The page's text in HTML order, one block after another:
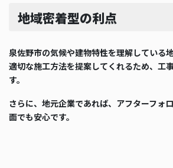
地域密着型の利点
泉佐野市の気候や建物特性を理解している
適切な施工方法を提案してくれるため、工
す。
さらに、地元企業であれば、アフターフォ
面でも安心です。